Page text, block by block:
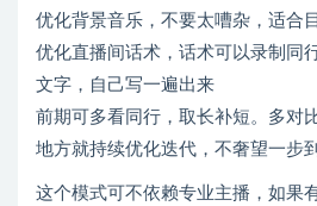
优化背景音乐，不要太嘈杂，适合
优化直播间话术，话术可以录制同
文字，自己写一遍出来
前期可多看同行，取长补短。多对
地方就持续优化迭代，不奢望一步
这个模式可不依赖专业主播，如果